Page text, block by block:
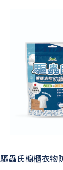
驅蟲氏櫥櫃衣物